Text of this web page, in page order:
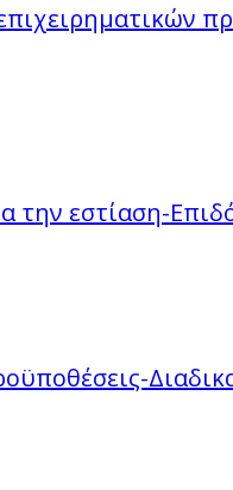
την εστίαση-